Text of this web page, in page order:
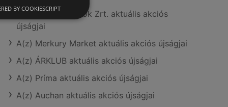
A(z) COOP Szolnok Zrt. aktuális akciós
újságjai
A(z) Merkury Market aktuális akciós újságjai
A(z) ÁRKLUB aktuális akciós újságjai
A(z) Príma aktuális akciós újságjai
A(z) Auchan aktuális akciós újságjai
BY COOKIESCRIPT